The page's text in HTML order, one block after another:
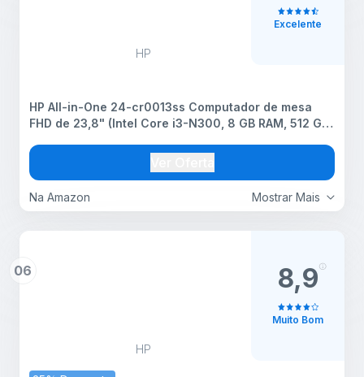
HP
Mostrar Mais
Na Amazon
HP All-in-One 24-cr0013ss Computador de mesa
FHD de 23,8" (Intel Core i3-N300, 8 GB RAM, 512 GB
branco, teclado QWERTY espanhol
Excelente
06
HP
8,9
Muito Bom